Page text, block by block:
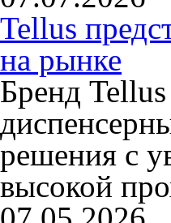
Tellus
на рынке
Бренд
решения с
высокой